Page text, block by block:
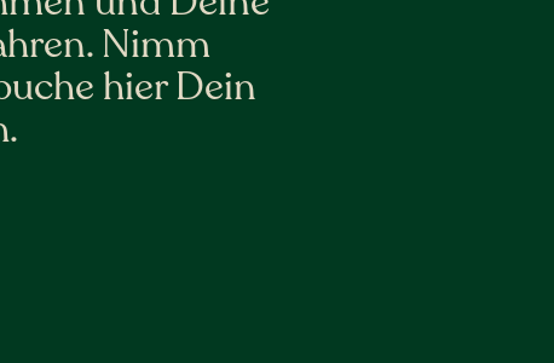
Nimm
hier Dein